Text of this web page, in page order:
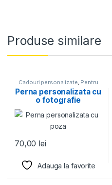
Produse similare
Cadouri personalizate Pentru
Pentru iubita, Perne
personalizate,Valentine's Day
Perna personalizata cu
o fotografie
70,00 lei
Adauga la favorite